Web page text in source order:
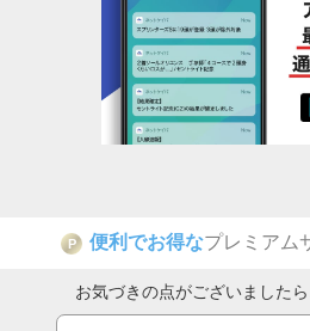
P 便利でお得なプレミアム
お気づきの点がございました